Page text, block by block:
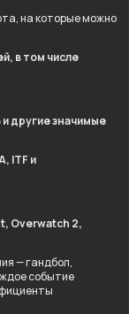
на которые можно
в том числе
другие значимые
ITF и
Overwatch 2,
— гандбол,
событие